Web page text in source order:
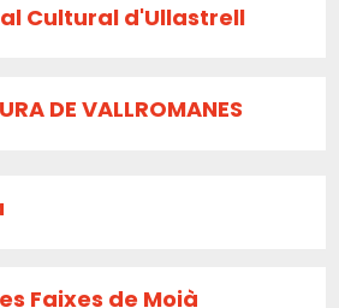
Cultural d'Ullastrell
DE VALLROMANES
Faixes de Moià